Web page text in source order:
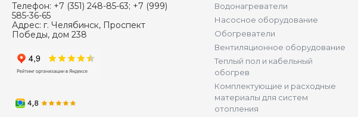
Телефон: +7 (351) 248-85-63; +7 (999)
585-36-65
Адрес: г. Челябинск, Проспект
Победы, дом 238
Водонагреватели
Насосное оборудование
Обогреватели
Вентиляционное оборудование
Теплый пол и кабельный
обогрев
Комплектующие и расходные
материалы для систем
отопления